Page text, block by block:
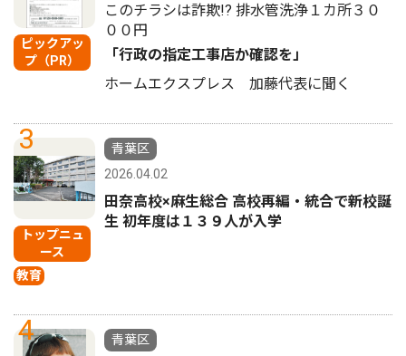
ピックアッ
プ（PR）
このチラシは詐欺!? 排水管洗浄１カ所３０
００円
「行政の指定工事店か確認を」
ホームエクスプレス 加藤代表に聞く
3
トップニュ
ース
教育
青葉区
2026.04.02
田奈高校×麻生総合 高校再編・統合で新校誕
生 初年度は１３９人が入学
4
青葉区